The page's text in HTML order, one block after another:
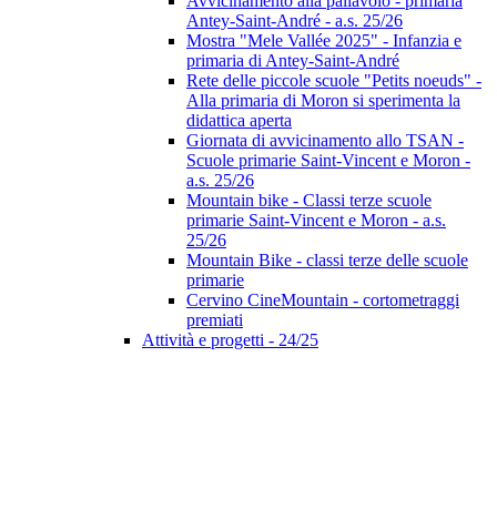
Antey-Saint-André - a.s. 25/26
Mostra "Mele Vallée 2025" - Infanzia e
primaria di Antey-Saint-André
Rete delle piccole scuole "Petits noeuds" -
Alla primaria di Moron si sperimenta la
didattica aperta
Giornata di avvicinamento allo TSAN -
Scuole primarie Saint-Vincent e Moron -
a.s. 25/26
Mountain bike - Classi terze scuole
primarie Saint-Vincent e Moron - a.s.
25/26
Mountain Bike - classi terze delle scuole
primarie
Cervino CineMountain - cortometraggi
premiati
Attività e progetti - 24/25